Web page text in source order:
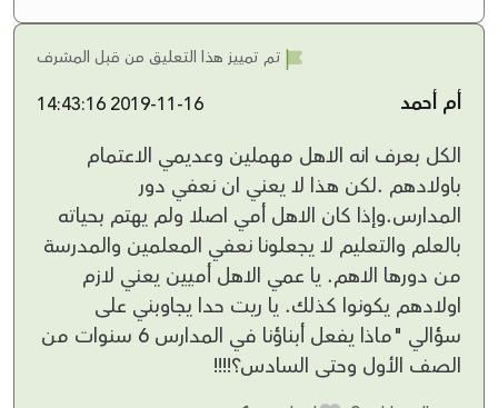
تم تمييز هذا التعليق من قبل المشرف
أم أحمد 2019-11-16 14:43:16
الكل بعرف انه الاهل مهملين وعديمي الاعتمام
باولادهم .لكن هذا لا يعني ان نعفي دور
المدارس.وإذا كان الاهل أمي اصلا ولم يهتم بحياته
بالعلم والتعليم لا يجعلونا نعفي المعلمين والمدرسة
من دورها الاهم. يا عمي الاهل أميين يعني لازم
اولادهم يكونوا كذلك. يا ريت حدا يجاوبني على
سؤالي "ماذا يفعل أبناؤنا في المدارس 6 سنوات من
الصف الأول وحتى السادس؟!!!!